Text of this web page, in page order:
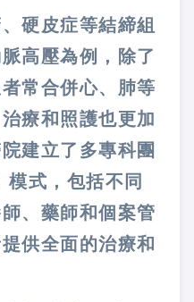
硬皮症等結締組
高壓為例，除了
常合併心、肺等
療和照護也更加
建立了多專科團
式，包括不同
、藥師和個案管
供全面的治療和